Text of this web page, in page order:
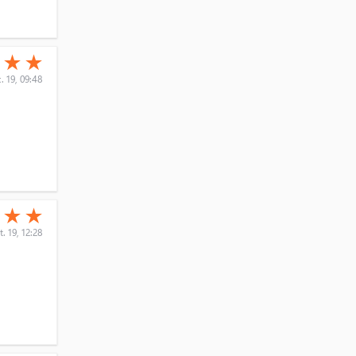
(*)
★ (*)
★
19, 09:48
(*)
★ (*)
★
19, 12:28